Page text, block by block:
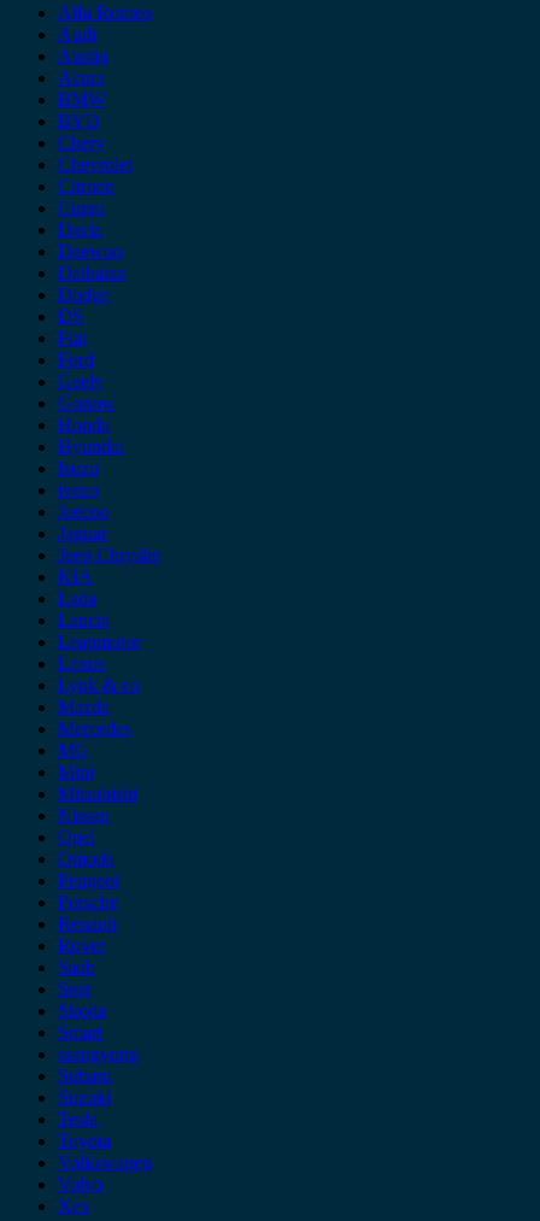
Alfa Romeo
Audi
Austin
Acura
BMW
BYD
Chery
Chevrolet
Citroen
Cupra
Dacia
Daewoo
Daihatsu
Dodge
DS
Fiat
Ford
Geely
Gonow
Honda
Hyundai
Isuzu
iveco
Jaecoo
Jaguar
Jeep Chrysler
KIA
Lada
Lancia
Leapmotor
Lexus
Lynk & co
Mazda
Mercedes
MG
Mini
Mitsubishi
Nissan
Opel
Omoda
Peugeot
Porsche
Renault
Rover
Saab
Seat
Skoda
Smart
ssangyong
Subaru
Suzuki
Tesla
Toyota
Volkswagen
Volvo
Xev